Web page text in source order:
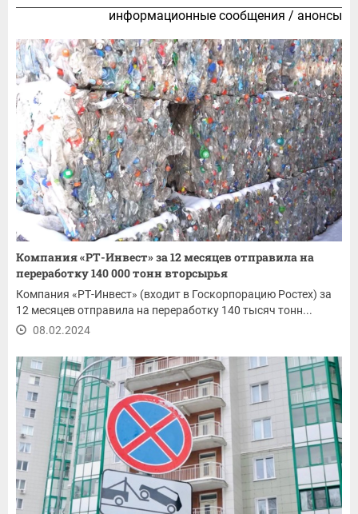
информационные сообщения / анонсы
Компания «РТ-Инвест» за 12 месяцев отправила на
переработку 140 000 тонн вторсырья
Компания «РТ-Инвест» (входит в Госкорпорацию Ростех) за
12 месяцев отправила на переработку 140 тысяч тонн...
08.02.2024